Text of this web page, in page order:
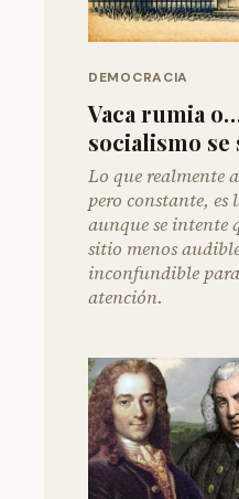
DEMOCRACIA
Vaca rumia
socialismo se
Lo que realmente
pero constante,
aunque se intente
sitio menos
inconfundible
atención.